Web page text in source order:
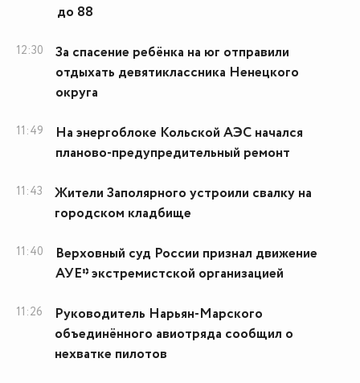
до 88
12:30
За спасение ребёнка на юг отправили
отдыхать девятиклассника Ненецкого
округа
11:49
На энергоблоке Кольской АЭС начался
планово-предупредительный ремонт
11:43
Жители Заполярного устроили свалку на
городском кладбище
11:40
Верховный суд России признал движение
АУЕ* экстремистской организацией
11:26
Руководитель Нарьян-Марского
объединённого авиотряда сообщил о
нехватке пилотов